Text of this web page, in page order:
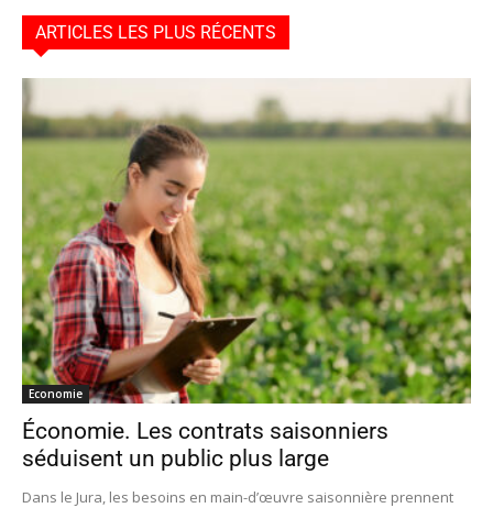
ARTICLES LES PLUS RÉCENTS
Economie
Économie. Les contrats saisonniers
séduisent un public plus large
Dans le Jura, les besoins en main-d’œuvre saisonnière prennent